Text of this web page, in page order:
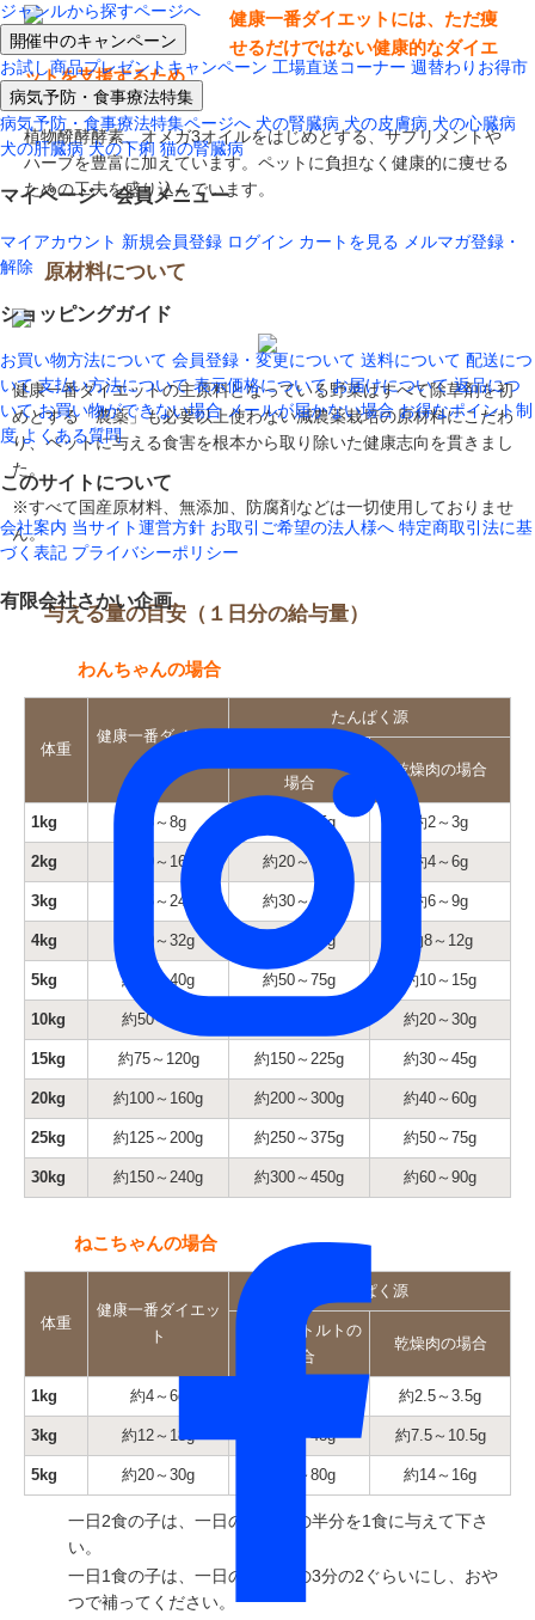
ジャンルから探すページへ
開催中のキャンペーン
お試し商品プレゼントキャンペーン 工場直送コーナー 週替わりお得市
病気予防・食事療法特集
病気予防・食事療法特集ページへ 犬の腎臓病 犬の皮膚病 犬の心臓病
犬の肝臓病 犬の下痢 猫の腎臓病
マイページ・会員メニュー
マイアカウント 新規会員登録 ログイン カートを見る メルマガ登録・
解除
ショッピングガイド
お買い物方法について 会員登録・変更について 送料について 配送につ
いて 支払い方法について 表示価格について お届けについて 返品につ
いて お買い物ができない場合 メールが届かない場合 お得なポイント制
度 よくある質問
このサイトについて
会社案内 当サイト運営方針 お取引ご希望の法人様へ 特定商取引法に基
づく表記 プライバシーポリシー
有限会社さかい企画
健康一番ダイエットには、ただ痩
せるだけではない健康的なダイエ
ットを支援するため、
植物醗酵酵素、オメガ3オイルをはじめとする、サプリメントや
ハーブを豊富に加えています。ペットに負担なく健康的に痩せる
ための工夫を盛り込んでいます。
原材料について
健康一番ダイエットの主原料となっている野菜はすべて除草剤を初
めとする「農薬」も必要以上使わない減農薬栽培の原材料にこだわ
り、ペットに与える食害を根本から取り除いた健康志向を貫きまし
た。
※すべて国産原材料、無添加、防腐剤などは一切使用しておりませ
ん。
与える量の目安（１日分の給与量）
わんちゃんの場合
体重
健康一番ダイエッ
たんぱく源
場合
乾燥肉の場合
1kg 約5～8g 約10～15g 約2～3g
2kg 約10～16g 約20～30g 約4～6g
3kg 約15～24g 約30～45g 約6～9g
4kg 約20～32g 約40～60g 約8～12g
5kg 約25～40g 約50～75g 約10～15g
10kg 約50～80g 約20～30g
15kg 約75～120g 約150～225g 約30～45g
20kg 約100～160g 約200～300g 約40～60g
25kg 約125～200g 約250～375g 約50～75g
30kg 約150～240g 約300～450g 約60～90g
ねこちゃんの場合
体重
健康一番ダイエッ
ト
たんぱく源
生肉・レトルトの
場合
乾燥肉の場合
1kg 約4～6g 約2.5～3.5g
3kg 約12～18g 約42～48g 約7.5～10.5g
5kg 約20～30g 約70～80g 約14～16g
一日2食の子は、一日の給与量の半分を1食に与えて下さ
い。
一日1食の子は、一日の給与量の3分の2ぐらいにし、おや
つで補ってください。